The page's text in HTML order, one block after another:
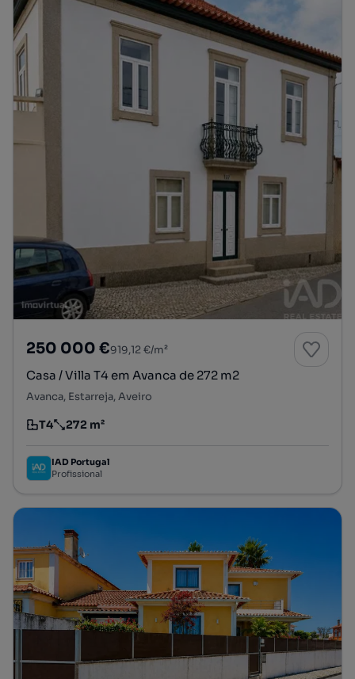
250 000 €919,12 €/m²
Casa / Villa T4 em Avanca de 272 m2
Avanca, Estarreja, Aveiro
Tipologia
T4
Preço por metro quadrado
272 m²
IAD Portugal
Profissional